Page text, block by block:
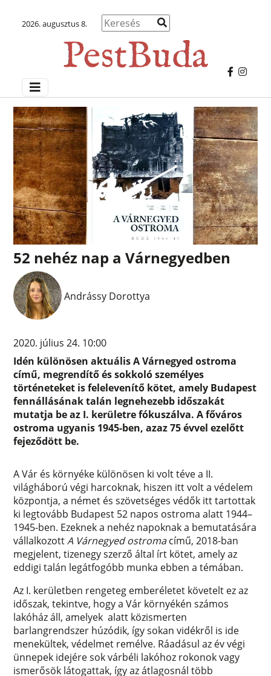
2026. augusztus 8.
52 nehéz nap a Várnegyedben
Andrássy Dorottya
2020. július 24. 10:00
Idén különösen aktuális A Várnegyed ostroma
című, megrendítő és sokkoló személyes
történeteket is felelevenítő kötet, amely Budapest
fennállásának talán legnehezebb időszakát
mutatja be az I. kerületre fókuszálva. A főváros
ostroma ugyanis 1945-ben, azaz 75 évvel ezelőtt
fejeződött be.
A Vár és környéke különösen ki volt téve a II.
világháború végi harcoknak, hiszen itt volt a védelem
központja, a német és szövetséges védők itt tartottak
ki legtovább Budapest 52 napos ostroma alatt 1944–
1945-ben. Ezeknek a nehéz napoknak a bemutatására
vállalkozottA Várnegyed ostromacímű, 2018-ban
megjelent, tizenegy szerző által írt kötet, amely az
eddigi talán legátfogóbb munka ebben a témában.
Az I. kerületben rengeteg emberéletet követelt ez az
időszak, tekintve, hogy a Vár környékén számos
lakóház áll, amelyek alatt közismerten
barlangrendszer húzódik, így sokan vidékről is ide
menekültek, védelmet remélve. Ráadásul az év végi
ünnepek idejére sok várbéli lakóhoz rokonok vagy
ismerősök látogattak, így az átlagosnál több